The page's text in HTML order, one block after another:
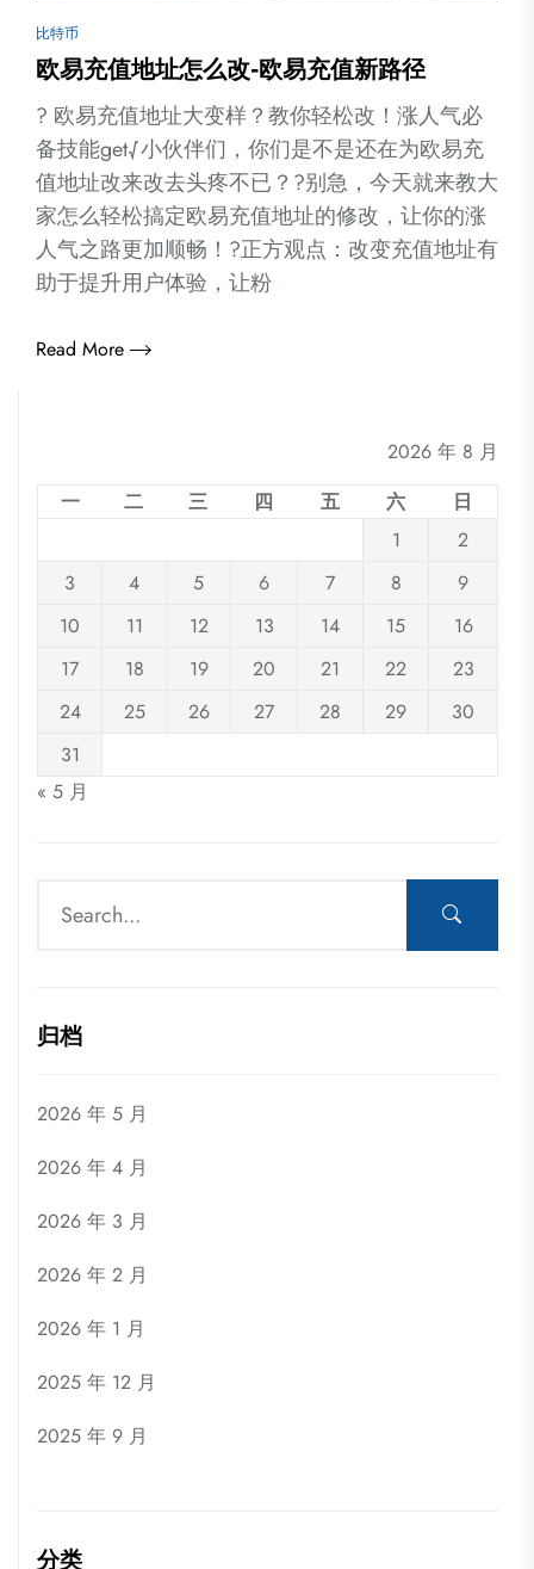
比特币
欧易充值地址怎么改-欧易充值新路径
? 欧易充值地址大变样？教你轻松改！涨人气必
备技能get√小伙伴们，你们是不是还在为欧易充
值地址改来改去头疼不已？?别急，今天就来教大
家怎么轻松搞定欧易充值地址的修改，让你的涨
人气之路更加顺畅！?正方观点：改变充值地址有
助于提升用户体验，让粉
Read More
2026 年 8 月
一
二 三 四 五 六
日
1
2
3
4 5 6 7 8
9
10
11 12 13 14 15
16
17
18 19 20 21 22
23
24
25 26 27 28 29
30
31
« 5 月
归档
2026 年 5 月
2026 年 4 月
2026 年 3 月
2026 年 2 月
2026 年 1 月
2025 年 12 月
2025 年 9 月
分类